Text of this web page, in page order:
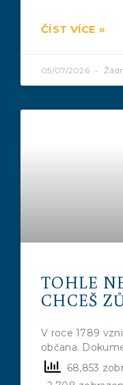
ČÍST VÍCE »
05/07/2026
TOHLE
CHCEŠ
V roce 1789
občana.
68,853